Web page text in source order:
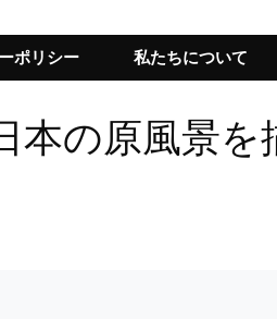
ポリシー 私たちについて
の原風景